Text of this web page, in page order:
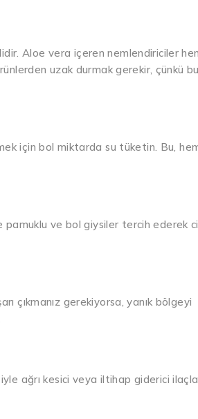
Aloe vera içeren nemlendiriciler
uzak durmak gerekir, çünkü
için bol miktarda su tüketin. Bu,
pamuklu ve bol giysiler tercih ederek
çıkmanız gerekiyorsa, yanık bölgeyi
ağrı kesici veya iltihap giderici